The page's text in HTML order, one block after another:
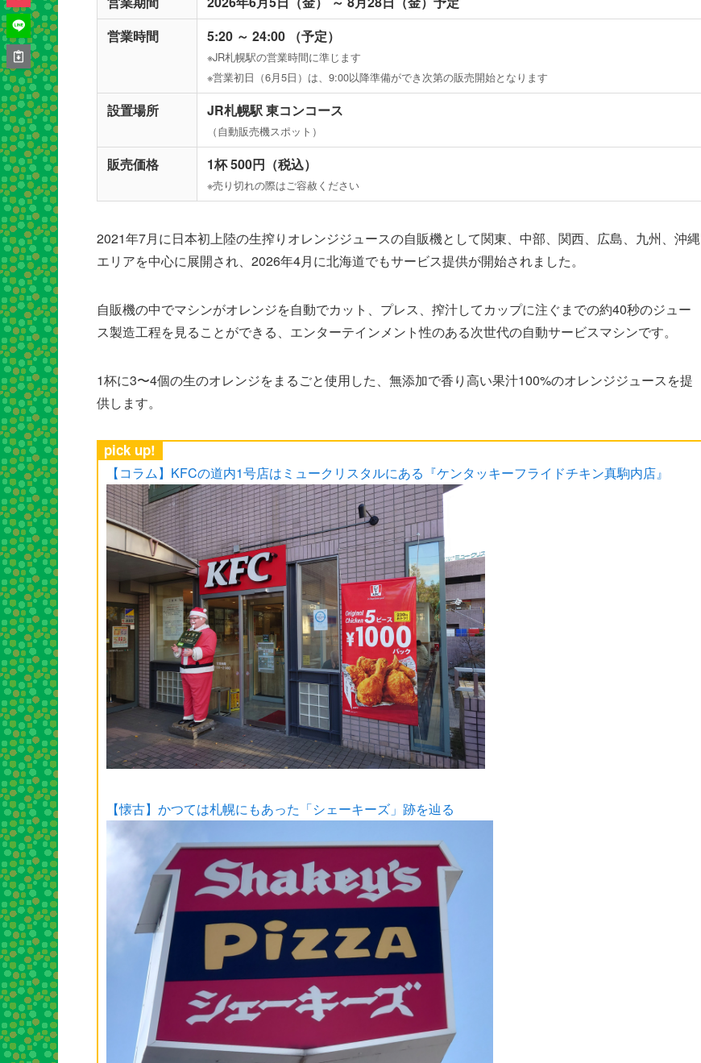
営業時間
5:20 ～ 24:00 （予定）
※JR札幌駅の営業時間に準じます
※営業初日（6月5日）は、9:00以降準備ができ次第の販売開始となります
設置場所 JR札幌駅 東コンコース
（自動販売機スポット）
販売価格 1杯 500円（税込）
※売り切れの際はご容赦ください
2021年7月に日本初上陸の生搾りオレンジジュースの自販機として関東、中部、関西、広島、九州、沖縄
エリアを中心に展開され、2026年4月に北海道でもサービス提供が開始されました。
自販機の中でマシンがオレンジを自動でカット、プレス、搾汁してカップに注ぐまでの約40秒のジュー
ス製造工程を見ることができる、エンターテインメント性のある次世代の自動サービスマシンです。
1杯に3〜4個の生のオレンジをまるごと使用した、無添加で⾹り高い果汁100%のオレンジジュースを提
供します。
pick up!
【コラム】KFCの道内1号店はミュークリスタルにある『ケンタッキーフライドチキン真駒内店』
【懐古】かつては札幌にもあった「シェーキーズ」跡を辿る